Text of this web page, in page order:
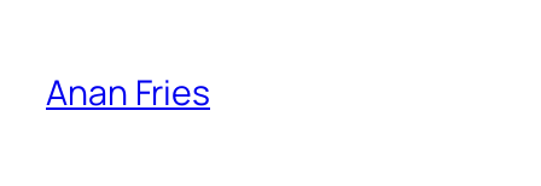
Anan Fries